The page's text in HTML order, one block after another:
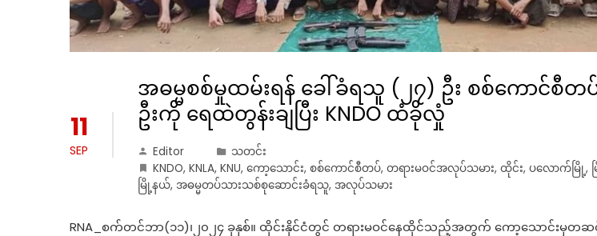
11
SEP
အဓမ္မစစ်မှုထမ်းရန် ခေါ်ခံရသူ (၂၇) ဦး စစ်ကောင်စီတ
ဦးကို ရေထဲတွန်းချပြီး KNDO ထံခိုလှုံ
Editor
သတင်း
KNDO, KNLA, KNU, ကော့သောင်း, စစ်ကောင်စီတပ်, တရားမဝင်အလုပ်သမား, ထိုင်း, ပလောက်မြို့,
မြို့နယ်, အဓမ္မတပ်သားသစ်စုဆောင်းခံရသူ, အလုပ်သမား
RNA_စက်တင်ဘာ(၁၁)၊၂၀၂၄ ခုနှစ်။ ထိုင်းနိုင်ငံတွင် တရားမဝင်နေထိုင်သည့်အတွက် ကော့သောင်းမှတဆင့်